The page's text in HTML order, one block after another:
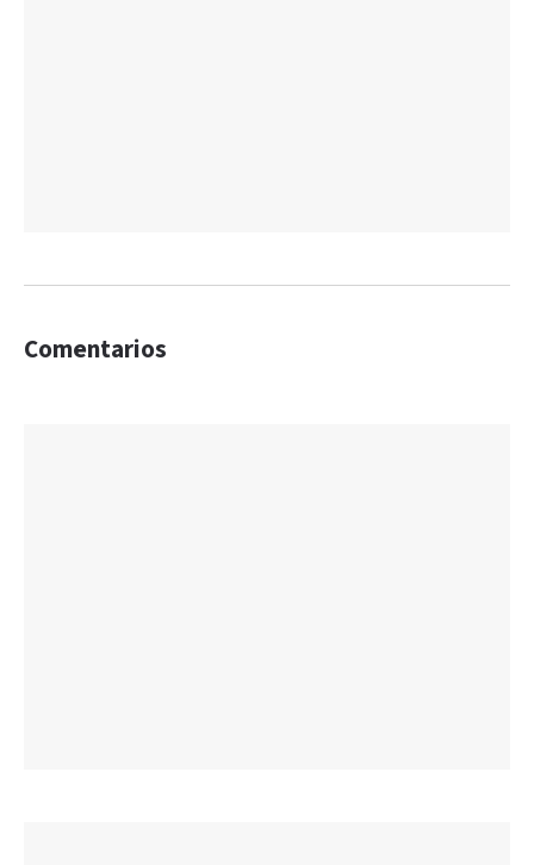
Comentarios